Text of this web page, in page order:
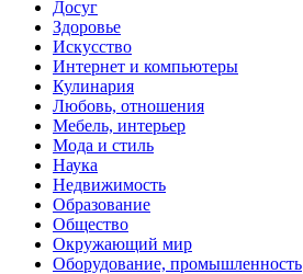
Досуг
Здоровье
Искусство
Интернет и компьютеры
Кулинария
Любовь, отношения
Мебель, интерьер
Мода и стиль
Наука
Недвижимость
Образование
Общество
Окружающий мир
Оборудование, промышленность